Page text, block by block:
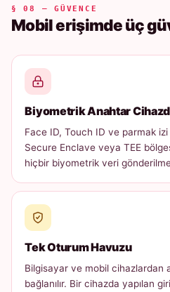
§ 08 — GÜVENCE
Mobil erişimde üç
Biyometrik Anahtar
Face ID, Touch ID ve parmak
Secure Enclave veya TEE
hiçbir biyometrik veri
Tek Oturum Havuzu
Bilgisayar ve mobil cihazlardan
bağlanılır. Bir cihazda yapılan